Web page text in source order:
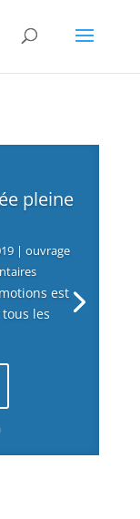
pleine
|ouvrage
est
les